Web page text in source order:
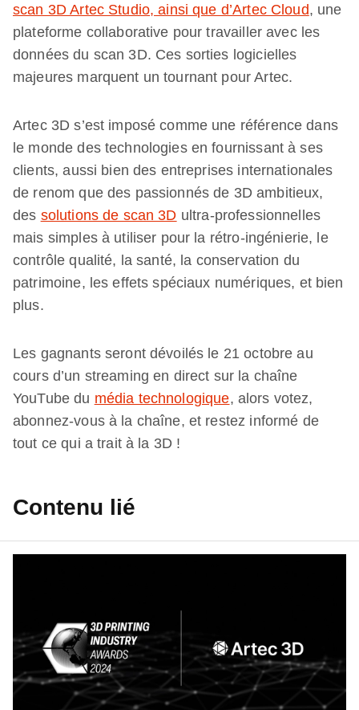
scan 3D Artec Studio, ainsi que d’Artec Cloud, une
plateforme collaborative pour travailler avec les
données du scan 3D. Ces sorties logicielles
majeures marquent un tournant pour Artec.
Artec 3D s’est imposé comme une référence dans
le monde des technologies en fournissant à ses
clients, aussi bien des entreprises internationales
de renom que des passionnés de 3D ambitieux,
des solutions de scan 3D ultra-professionnelles
mais simples à utiliser pour la rétro-ingénierie, le
contrôle qualité, la santé, la conservation du
patrimoine, les effets spéciaux numériques, et bien
plus.
Les gagnants seront dévoilés le 21 octobre au
cours d’un streaming en direct sur la chaîne
YouTube du média technologique, alors votez,
abonnez-vous à la chaîne, et restez informé de
tout ce qui a trait à la 3D !
Contenu lié